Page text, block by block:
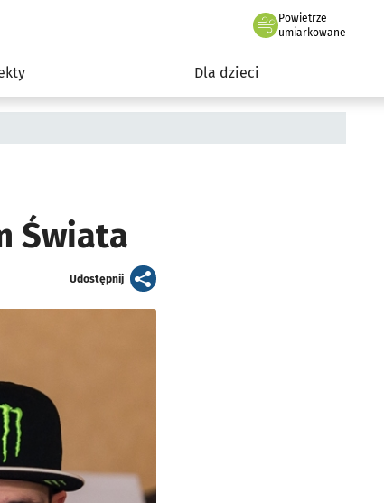
Powietrze
we Wrocławiu
umiarkowane
Dla dzieci
Świata
Udostępnijartykuł